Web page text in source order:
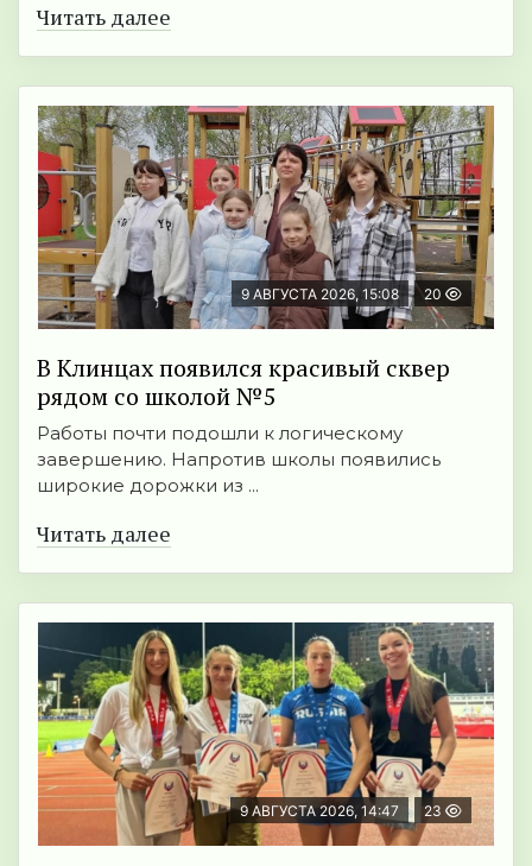
Читать далее
9 АВГУСТА 2026, 15:08 20
В Клинцах появился красивый сквер
рядом со школой №5
Работы почти подошли к логическому
завершению. Напротив школы появились
широкие дорожки из ...
Читать далее
9 АВГУСТА 2026, 14:47 23